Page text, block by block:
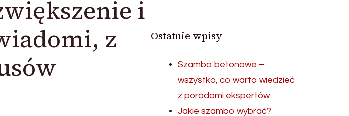
i
z
Ostatnie wpisy
Szambo betonowe –
wszystko, co warto wiedzieć
z poradami ekspertów
Jakie szambo wybrać?